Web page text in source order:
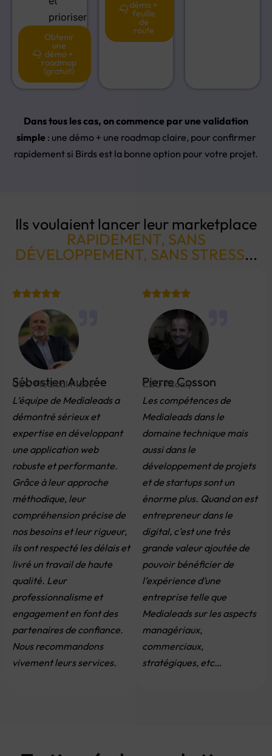
prioriser
Obtenir
une
démo +
roadmap
(gratuit)
démo +
feuille
de
route
Dans tous les cas, on commence par une validation
simple: une démo + une roadmap claire, pour confirmer
rapidement si Birds est la bonne option pour votre projet.
Ils voulaient lancer leur marketplace
RAPIDEMENT, SANS
DÉVELOPPEMENT, SANS STRESS...
Sébastien Aubrée
CEO Medical Place
L’équipe de Medialeads a
démontré sérieux et
expertise en développant
une application web
robuste et performante.
Grâce à leur approche
méthodique, leur
compréhension précise de
nos besoins et leur rigueur,
ils ont respecté les délais et
livré un travail de haute
qualité. Leur
professionnalisme et
engagement en font des
partenaires de confiance.
Nous recommandons
vivement leurs services.
Pierre Cosson
CEO Ascaly
Les compétences de
Medialeads dans le
domaine technique mais
aussi dans le
développement de projets
et de startups sont un
énorme plus. Quand on est
entrepreneur dans le
digital, c’est une très
grande valeur ajoutée de
pouvoir bénéficier de
l’expérience d’une
entreprise telle que
Medialeads sur les aspects
managériaux,
commerciaux,
stratégiques, etc…